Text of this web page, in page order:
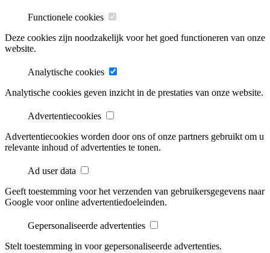
Functionele cookies
Deze cookies zijn noodzakelijk voor het goed functioneren van onze
website.
Analytische cookies
Analytische cookies geven inzicht in de prestaties van onze website.
Advertentiecookies
Advertentiecookies worden door ons of onze partners gebruikt om u
relevante inhoud of advertenties te tonen.
Ad user data
Geeft toestemming voor het verzenden van gebruikersgegevens naar
Google voor online advertentiedoeleinden.
Gepersonaliseerde advertenties
Stelt toestemming in voor gepersonaliseerde advertenties.